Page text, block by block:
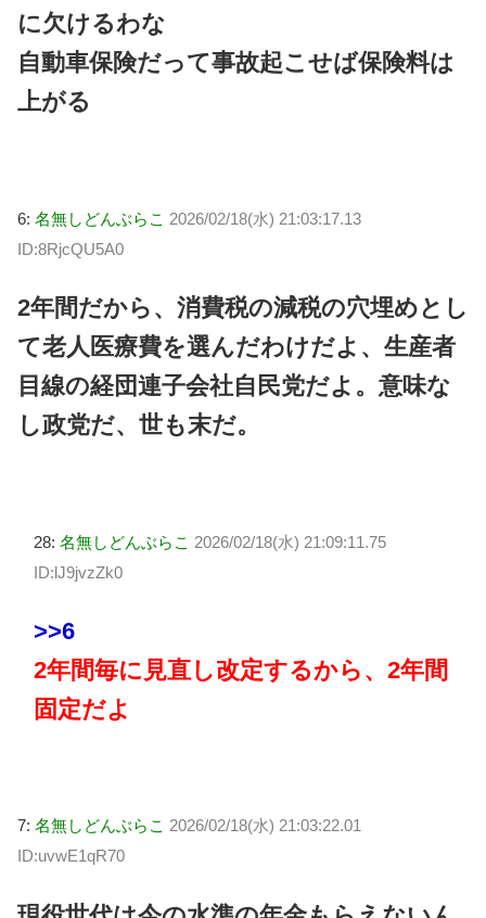
に欠けるわな
自動車保険だって事故起こせば保険料は
上がる
6: 名無しどんぶらこ 2026/02/18(水) 21:03:17.13
ID:8RjcQU5A0
2年間だから、消費税の減税の穴埋めとし
て老人医療費を選んだわけだよ、生産者
目線の経団連子会社自民党だよ。意味な
し政党だ、世も末だ。
28: 名無しどんぶらこ 2026/02/18(水) 21:09:11.75
ID:lJ9jvzZk0
>>6
2年間毎に見直し改定するから、2年間
固定だよ
7: 名無しどんぶらこ 2026/02/18(水) 21:03:22.01
ID:uvwE1qR70